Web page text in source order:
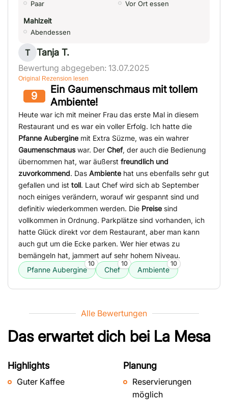
Paar Vor Ort essen
Mahlzeit
Abendessen
T Tanja T.
Bewertung abgegeben: 13.07.2025
Original Rezension lesen
9
Ein Gaumenschmaus mit tollem
Ambiente!
Heute war ich mit meiner Frau das erste Mal in diesem
Restaurant und es war ein voller Erfolg. Ich hatte die
Pfanne Aubergine mit Extra Süzme, was ein wahrer
Gaumenschmauswar. Der Chef, der auch die Bedienung
übernommen hat, war äußerst freundlich und
zuvorkommend. Das Ambiente hat uns ebenfalls sehr gut
gefallen und ist toll. Laut Chef wird sich ab September
noch einiges verändern, worauf wir gespannt sind und
definitiv wiederkommen werden. Die Preise sind
vollkommen in Ordnung. Parkplätze sind vorhanden, ich
hatte Glück direkt vor dem Restaurant, aber man kann
auch gut um die Ecke parken. Wer hier etwas zu
bemängeln hat, jammert auf sehr hohem Niveau.
Pfanne Aubergine
10
Chef
10
Ambiente
10
Alle Bewertungen
Das erwartet dich bei La Mesa
Highlights
Guter Kaffee
Planung
Reservierungen
möglich